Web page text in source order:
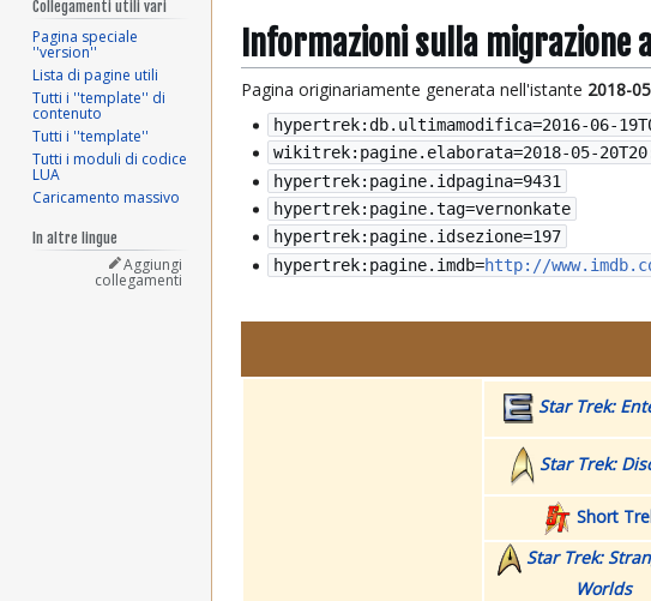
Informazioni sulla migrazione
Pagina originariamente generata nell'istante 2018-
hypertrek:db.ultimamodifica=2016-06-
wikitrek:pagine.elaborata=2018-05-
hypertrek:pagine.idpagina=9431
hypertrek:pagine.tag=vernonkate
hypertrek:pagine.idsezione=197
hypertrek:pagine.imdb=http://
Star Trek:
Star Trek:
Short
Star Trek:
Worlds
Collegamenti utili vari
Pagina speciale
''version''
Lista di pagine utili
Tutti i ''template'' di
contenuto
Tutti i ''template''
Tutti i moduli di codice
LUA
Caricamento massivo
In altre lingue
Aggiungi
collegamenti